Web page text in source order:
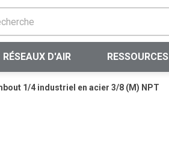
RÉSEAUX D'AIR RESSOURCES
1/4 industriel en acier 3/8 (M) NPT